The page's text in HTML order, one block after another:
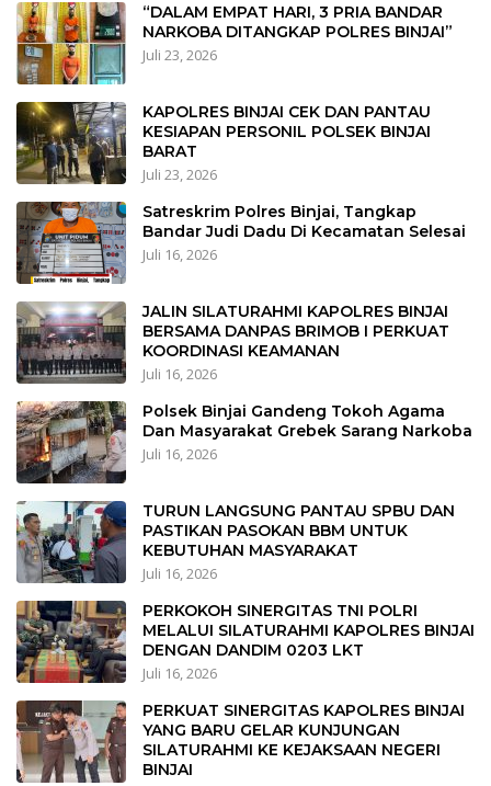
“DALAM EMPAT HARI, 3 PRIA BANDAR
NARKOBA DITANGKAP POLRES BINJAI”
Juli 23, 2026
KAPOLRES BINJAI CEK DAN PANTAU
KESIAPAN PERSONIL POLSEK BINJAI
BARAT
Juli 23, 2026
Satreskrim Polres Binjai, Tangkap
Bandar Judi Dadu Di Kecamatan Selesai
Juli 16, 2026
JALIN SILATURAHMI KAPOLRES BINJAI
BERSAMA DANPAS BRIMOB I PERKUAT
KOORDINASI KEAMANAN
Juli 16, 2026
Polsek Binjai Gandeng Tokoh Agama
Dan Masyarakat Grebek Sarang Narkoba
Juli 16, 2026
TURUN LANGSUNG PANTAU SPBU DAN
PASTIKAN PASOKAN BBM UNTUK
KEBUTUHAN MASYARAKAT
Juli 16, 2026
PERKOKOH SINERGITAS TNI POLRI
MELALUI SILATURAHMI KAPOLRES BINJAI
DENGAN DANDIM 0203 LKT
Juli 16, 2026
PERKUAT SINERGITAS KAPOLRES BINJAI
YANG BARU GELAR KUNJUNGAN
SILATURAHMI KE KEJAKSAAN NEGERI
BINJAI